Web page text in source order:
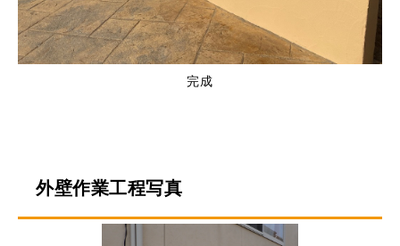
完成
外壁作業工程写真